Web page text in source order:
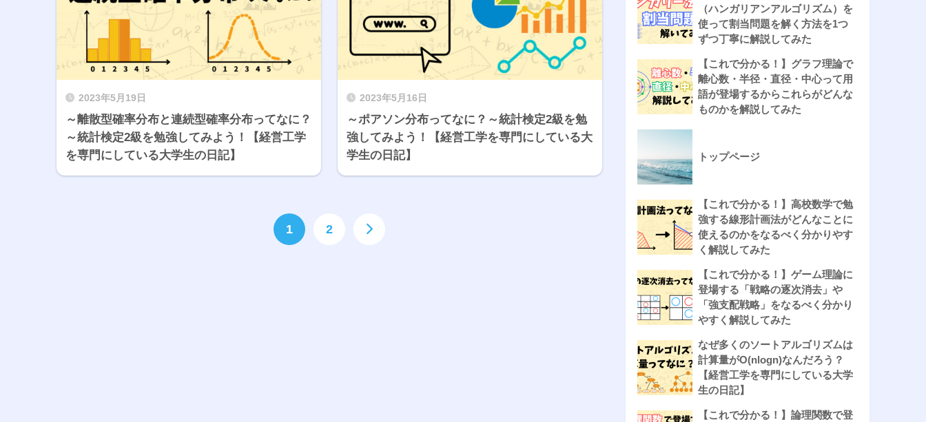
2023年5月19日
～離散型確率分布と連続型確率分布ってなに？
～統計検定2級を勉強してみよう！【経営工学
を専門にしている大学生の日記】
2023年5月16日
～ポアソン分布ってなに？～統計検定2級を勉
強してみよう！【経営工学を専門にしている大
学生の日記】
1 2
（ハンガリアンアルゴリズム）を
使って割当問題を解く方法を1つ
ずつ丁寧に解説してみた
【これで分かる！】グラフ理論で
離心数・半径・直径・中心って用
語が登場するからこれらがどんな
ものかを解説してみた
トップページ
【これで分かる！】高校数学で勉
強する線形計画法がどんなことに
使えるのかをなるべく分かりやす
く解説してみた
【これで分かる！】ゲーム理論に
登場する「戦略の逐次消去」や
「強支配戦略」をなるべく分かり
やすく解説してみた
なぜ多くのソートアルゴリズムは
計算量がO(nlogn)なんだろう？
【経営工学を専門にしている大学
生の日記】
【これで分かる！】論理関数で登